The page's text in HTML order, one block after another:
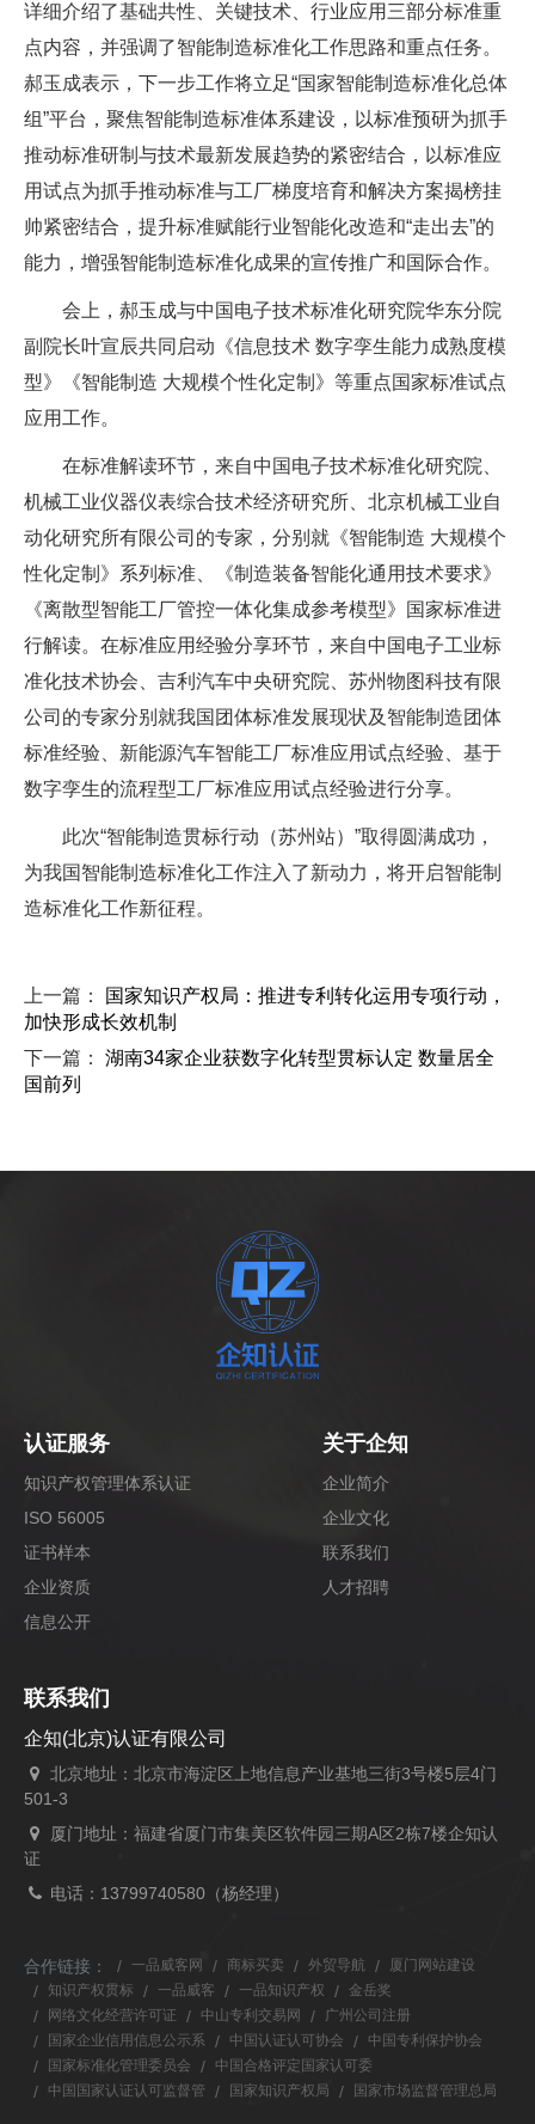
详细介绍了基础共性、关键技术、行业应用三部分标准重
点内容，并强调了智能制造标准化工作思路和重点任务。
郝玉成表示，下一步工作将立足“国家智能制造标准化总体
组”平台，聚焦智能制造标准体系建设，以标准预研为抓手
推动标准研制与技术最新发展趋势的紧密结合，以标准应
用试点为抓手推动标准与工厂梯度培育和解决方案揭榜挂
帅紧密结合，提升标准赋能行业智能化改造和“走出去”的
能力，增强智能制造标准化成果的宣传推广和国际合作。
会上，郝玉成与中国电子技术标准化研究院华东分院
副院长叶宣辰共同启动《信息技术 数字孪生能力成熟度模
型》《智能制造 大规模个性化定制》等重点国家标准试点
应用工作。
在标准解读环节，来自中国电子技术标准化研究院、
机械工业仪器仪表综合技术经济研究所、北京机械工业自
动化研究所有限公司的专家，分别就《智能制造 大规模个
性化定制》系列标准、《制造装备智能化通用技术要求》
《离散型智能工厂管控一体化集成参考模型》国家标准进
行解读。在标准应用经验分享环节，来自中国电子工业标
准化技术协会、吉利汽车中央研究院、苏州物图科技有限
公司的专家分别就我国团体标准发展现状及智能制造团体
标准经验、新能源汽车智能工厂标准应用试点经验、基于
数字孪生的流程型工厂标准应用试点经验进行分享。
此次“智能制造贯标行动（苏州站）”取得圆满成功，
为我国智能制造标准化工作注入了新动力，将开启智能制
造标准化工作新征程。
上一篇：
国家知识产权局：推进专利转化运用专项行动，
加快形成长效机制
下一篇： 湖南34家企业获数字化转型贯标认定 数量居全
国前列
认证服务
知识产权管理体系认证
ISO 56005
证书样本
企业资质
信息公开
关于企知
企业简介
企业文化
联系我们
人才招聘
联系我们
企知(北京)认证有限公司
北京地址：北京市海淀区上地信息产业基地三街3号楼5层4门
501-3
厦门地址：福建省厦门市集美区软件园三期A区2栋7楼企知认
证
电话：13799740580（杨经理）
合作链接： 一品威客网 商标买卖 外贸导航
厦门网站建设
知识产权贯标
一品威客 一品知识产权
金岳奖
网络文化经营许可证
中山专利交易网
广州公司注册
国家企业信用信息公示系
中国认证认可协会
中国专利保护协会
国家标准化管理委员会
中国合格评定国家认可委
中国国家认证认可监督管
国家知识产权局 国家市场监督管理总局